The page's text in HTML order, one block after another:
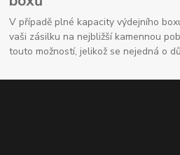
V případě plné kapacity výdejního
vaši zásilku na nejbližší kamennou
touto možností, jelikož se nejedná o